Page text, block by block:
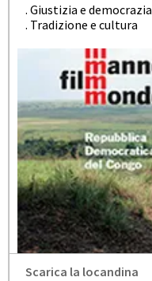
. Giustizia e democrazia
. Tradizione e cultura
Scarica la locandina